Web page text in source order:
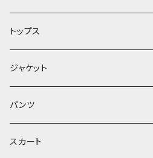
トップス
ジャケット
パンツ
スカート